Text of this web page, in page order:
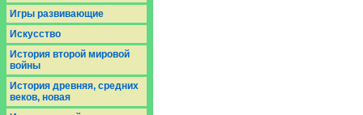
Игры развивающие
Искусство
История второй мировой
войны
История древняя, средних
веков, новая